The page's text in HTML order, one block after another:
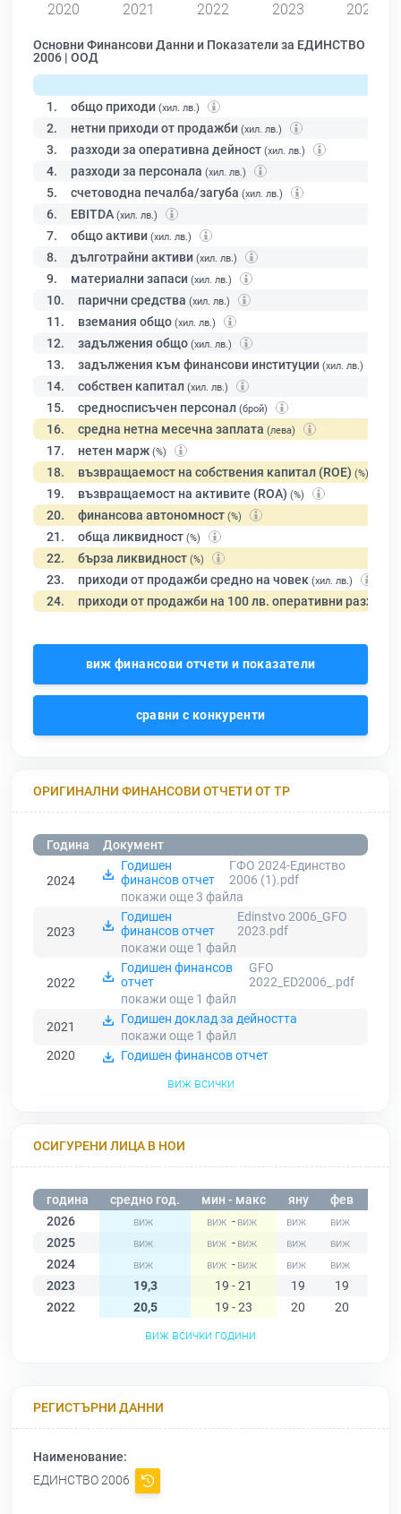
2020 2021 2022 2023 2024
Основни Финансови Данни и Показатели за ЕДИНСТВО
2006 | ООД
1. общо приходи (хил. лв.)
2. нетни приходи от продажби (хил. лв.)
3. разходи за оперативна дейност (хил. лв.)
4. разходи за персонала (хил. лв.)
5. счетоводна печалба/загуба (хил. лв.)
6. EBITDA (хил. лв.)
7. общо активи (хил. лв.)
8. дълготрайни активи (хил. лв.)
9. материални запаси (хил. лв.)
10. парични средства (хил. лв.)
11. вземания общо (хил. лв.)
12. задължения общо (хил. лв.)
13. задължения към финансови институции (хил. лв.)
14. собствен капитал (хил. лв.)
15. средносписъчен персонал (брой)
16. средна нетна месечна заплата (лева)
17. нетен марж (%)
18. възвращаемост на собствения капитал (ROE) (%)
19. възвращаемост на активите (ROA) (%)
20. финансова автономност (%)
21. обща ликвидност (%)
22. бърза ликвидност (%)
23. приходи от продажби средно на човек (хил. лв.)
24. приходи от продажби на 100 лв. оперативни разходи
виж финансови отчети и показатели
сравни с конкуренти
ОРИГИНАЛНИ ФИНАНСОВИ ОТЧЕТИ ОТ ТР
Година Документ
2024
Годишен
финансов отчет
ГФО 2024-Единство
2006 (1).pdf
покажи още 3 файла
2023
Годишен
финансов отчет
Edinstvo 2006_GFO
2023.pdf
покажи още 1 файл
2022
Годишен финансов
отчет
GFO
2022_ED2006_.pdf
покажи още 1 файл
2021
Годишен доклад за дейността
покажи още 1 файл
2020
Годишен финансов отчет
виж всички
ОСИГУРЕНИ ЛИЦА В НОИ
година средно год. мин - макс яну фев
2026
-
2025
-
2024
-
2023
19,3 19 - 21 19 19
2022
20,5 19 - 23 20 20
виж всички години
РЕГИСТЪРНИ ДАННИ
Наименование:
ЕДИНСТВО 2006